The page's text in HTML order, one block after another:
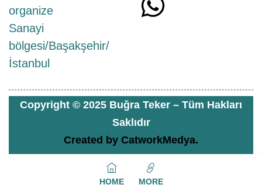
organize
Sanayi
bölgesi/Başakşehir/
İstanbul
Copyright © 2025 Buğra Teker – Tüm Hakları
Saklıdır
Created by CatworkMedya.
HOME MORE